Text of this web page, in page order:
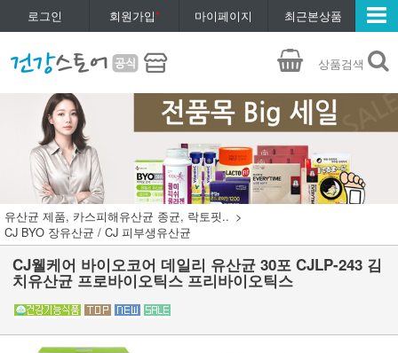
로그인 회원가입* 마이페이지 최근본상품
상품검색
유산균 제품, 카스피해유산균 종균, 락토핏..
CJ BYO 장유산균 / CJ 피부생유산균
CJ웰케어 바이오코어 데일리 유산균 30포 CJLP-243 김
치유산균 프로바이오틱스 프리바이오틱스